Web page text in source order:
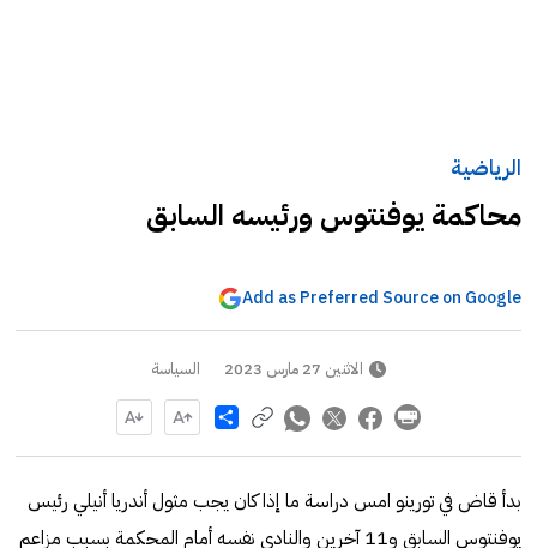
الرياضية
محاكمة يوفنتوس ورئيسه السابق
Add as Preferred Source on Google
الاثنين 27 مارس 2023 السياسة
Share
بدأ قاض في تورينو امس دراسة ما إذا كان يجب مثول أندريا أنيلي رئيس
يوفنتوس السابق و11 آخرين والنادي نفسه أمام المحكمة بسبب مزاعم